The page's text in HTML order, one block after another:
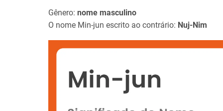
Gênero: nome masculino
O nome Min-jun escrito ao contrário: Nuj-Nim